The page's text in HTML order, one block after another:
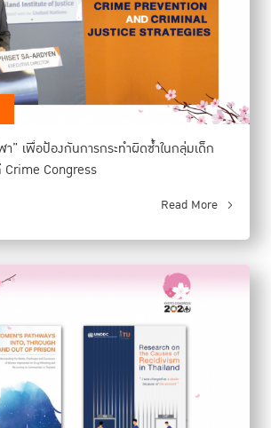
า” เพื่อป้องกันการกระทำผิดซ้ำในกลุ่มเด็ก
Crime Congress
Read More